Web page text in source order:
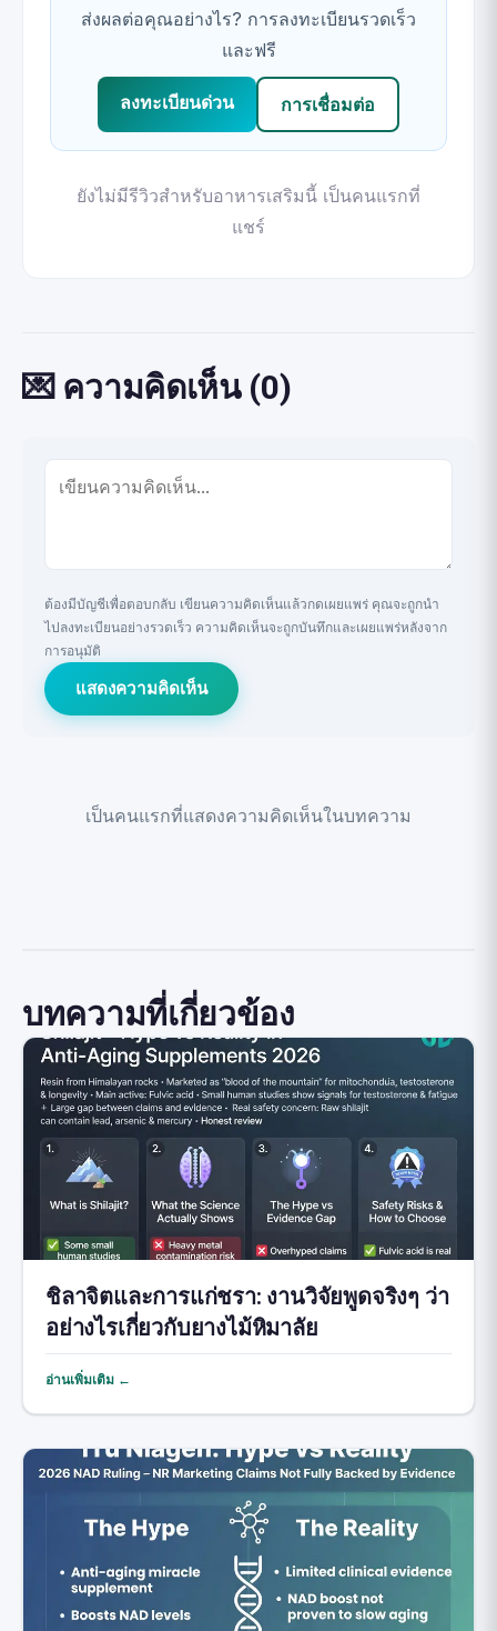
ส่งผลต่อคุณอย่างไร? การลงทะเบียนรวดเร็ว
และฟรี
ลงทะเบียนด่วน การเชื่อมต่อ
ยังไม่มีรีวิวสำหรับอาหารเสริมนี้ เป็นคนแรกที่
แชร์
💌 ความคิดเห็น (0)
ต้องมีบัญชีเพื่อตอบกลับ เขียนความคิดเห็นแล้วกดเผยแพร่ คุณจะถูกนำ
ไปลงทะเบียนอย่างรวดเร็ว ความคิดเห็นจะถูกบันทึกและเผยแพร่หลังจาก
การอนุมัติ
แสดงความคิดเห็น
เป็นคนแรกที่แสดงความคิดเห็นในบทความ
บทความที่เกี่ยวข้อง
ชิลาจิตและการแก่ชรา: งานวิจัยพูดจริงๆ ว่า
อย่างไรเกี่ยวกับยางไม้หิมาลัย
อ่านเพิ่มเติม ←